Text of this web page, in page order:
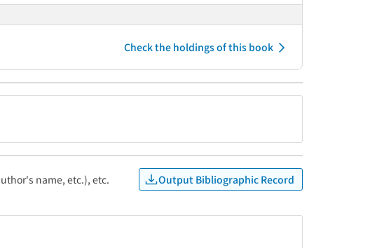
Check the holdings of this book
name, etc.), etc. Output Bibliographic Record